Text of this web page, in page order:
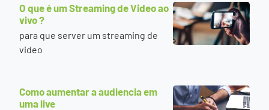
O que é um Streaming de Video ao
vivo ?
para que server um streaming de
video
Como aumentar a audiencia em
uma live